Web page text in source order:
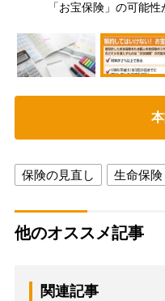
「お宝保険」の可能
保険の見直し 生命保険
他のオススメ記事
関連記事